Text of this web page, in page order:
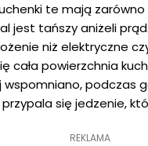
te mają
jest tańszy aniżeli
niż elektryczne
cała powierzchnia
wspomniano, podczas
się jedzenie,
REKLAMA